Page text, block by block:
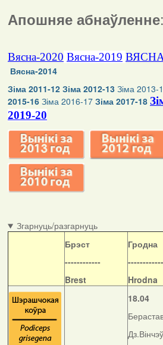
Апошняе абнаўленне:
Вясна-2020 Вясна-2019
Вясна-2014
Зіма 2011-12 Зіма 2012-13 Зіма 2013-
2015-16 Зіма 2016-17 Зіма 2017-18
2019-20
Згарнуць/разгарнуць
Брэст
------------
Brest
Гродна
------------
Hrodna
18.04